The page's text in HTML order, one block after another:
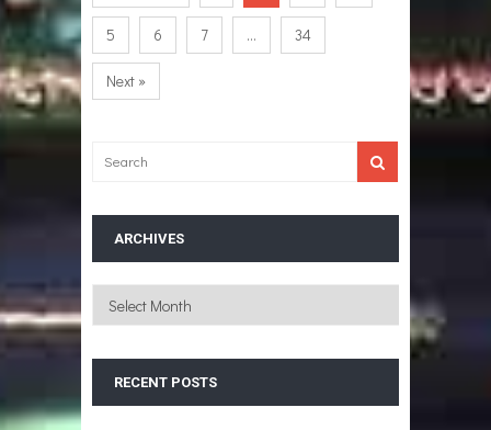
5 6 7 … 34
Next »
ARCHIVES
Archives
RECENT POSTS